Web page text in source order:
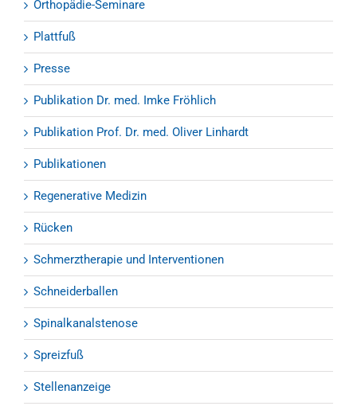
Orthopädie-Seminare
Plattfuß
Presse
Publikation Dr. med. Imke Fröhlich
Publikation Prof. Dr. med. Oliver Linhardt
Publikationen
Regenerative Medizin
Rücken
Schmerztherapie und Interventionen
Schneiderballen
Spinalkanalstenose
Spreizfuß
Stellenanzeige